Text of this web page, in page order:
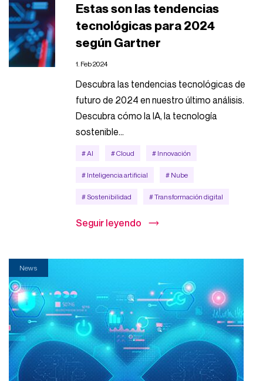
Estas son las tendencias
tecnológicas para 2024
según Gartner
1. Feb 2024
Descubra las tendencias tecnológicas de
futuro de 2024 en nuestro último análisis.
Descubra cómo la IA, la tecnología
sostenible...
# AI # Cloud # Innovación
# Inteligencia artificial # Nube
# Sostenibilidad # Transformación digital
Seguir leyendo
News